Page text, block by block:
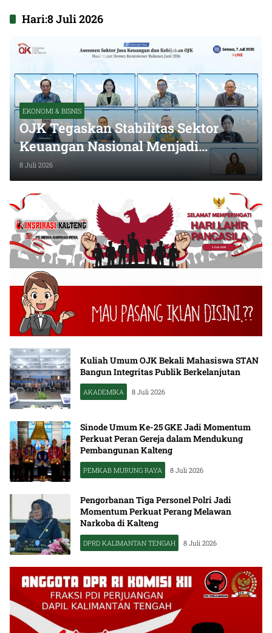
Hari:8 Juli 2026
EKONOMI & BISNIS
OJK Tegaskan Stabilitas Sektor
Keuangan Nasional Menjadi
Penopang Pertumbuhan Ekonomi
8 Juli 2026
Kuliah Umum OJK Bekali Mahasiswa STAN
Bangun Integritas Publik Berkelanjutan
AKADEMIKA 8 Juli 2026
Sinode Umum Ke-25 GKE Jadi Momentum
Perkuat Peran Gereja dalam Mendukung
Pembangunan Kalteng
PEMKAB MURUNG RAYA 8 Juli 2026
Pengorbanan Tiga Personel Polri Jadi
Momentum Perkuat Perang Melawan
Narkoba di Kalteng
DPRD KALIMANTAN TENGAH 8 Juli 2026